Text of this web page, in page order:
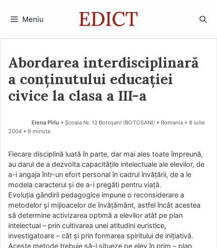
Meniu
Abordarea interdisciplinară
a conţinutului educaţiei
civice la clasa a III-a
Elena Pîrîu • Şcoala Nr. 13 Botoşani (BOTOSANI) • Romania
8 iulie
2004 • 9 minute
Fiecare disciplină luată în parte, dar mai ales toate împreună,
au darul de a dezvolta capacităţile intelectuale ale elevilor, de
a-i angaja într-un efort personal în cadrul învăţării, de a le
modela caracterul şi de a-i pregăti pentru viaţă.
Evoluţia gândirii pedagogice impune o reconsiderare a
metodelor şi mijloacelor de învăţământ, astfel încât acestea
să determine activizarea optimă a elevilor atât pe plan
intelectual – prin cultivarea unei atitudini euristice,
investigatoare – cât şi prin formarea spiritului de iniţiativă.
Aceste metode trebuie să-l situeze pe elev în prim – plan,